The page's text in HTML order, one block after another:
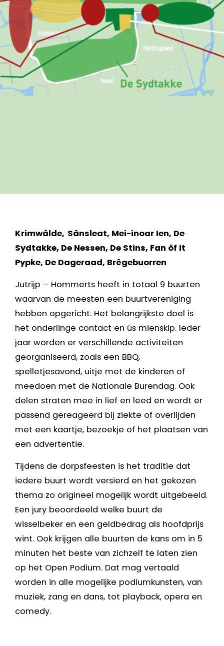
Krimwâlde, Sânsleat, Mei-inoar Ien, De
Sydtakke, De Nessen, De Stins, Fan ôf it
Pypke, De Dageraad, Brêgebuorren
Jutrijp – Hommerts heeft in totaal 9 buurten
waarvan de meesten een buurtvereniging
hebben opgericht. Het belangrijkste doel is
het onderlinge contact en ús mienskip. Ieder
jaar worden er verschillende activiteiten
georganiseerd, zoals een BBQ,
spelletjesavond, uitje met de kinderen of
meedoen met de Nationale Burendag. Ook
delen straten mee in lief en leed en wordt er
passend gereageerd bij ziekte of overlijden
met een kaartje, bezoekje of het plaatsen van
een advertentie.
Tijdens de dorpsfeesten is het traditie dat
iedere buurt wordt versierd en het gekozen
thema zo origineel mogelijk wordt uitgebeeld.
Een jury beoordeeld welke buurt de
wisselbeker en een geldbedrag als hoofdprijs
wint. Ook krijgen alle buurten de kans om in 5
minuten het beste van zichzelf te laten zien
op het Open Podium. Dat mag vertaald
worden in alle mogelijke podiumkunsten, van
muziek, zang en dans, tot playback, opera en
comedy.